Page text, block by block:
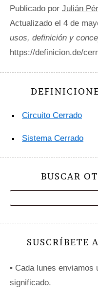
Publicado por Julián
Actualizado el 4 de
usos, definición y
https://definicion.de/
Circuito Cerrado
Sistema Cerrado
BUSCAR
SUSCRÍBETE
• Cada lunes enviamos
significado.